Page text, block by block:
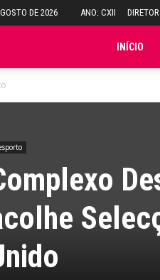
DE 2026 ANO: CXII
INÍCIO